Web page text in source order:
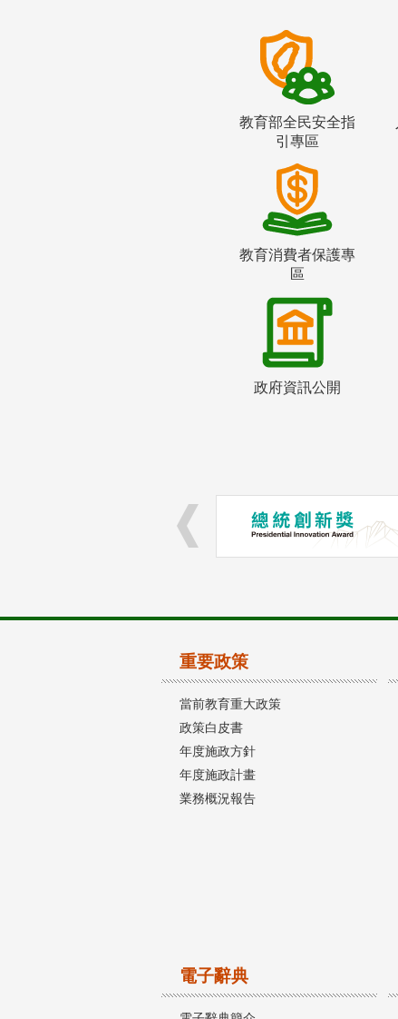
教育部全民安全指
引專區
教育消費者保護專
區
政府資訊公開
重要政策
當前教育重大政策
政策白皮書
年度施政方針
年度施政計畫
業務概況報告
電子辭典